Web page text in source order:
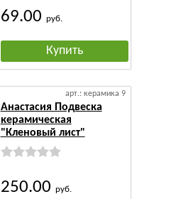
69.00 руб.
Купить
арт.: керамика 9
Анастасия Подвеска
керамическая
"Кленовый лист"
250.00 руб.